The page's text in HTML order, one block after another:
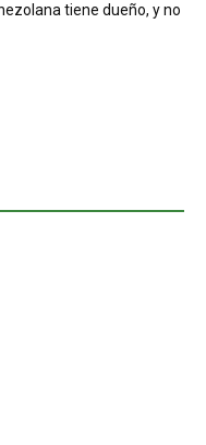
tiene dueño, y no